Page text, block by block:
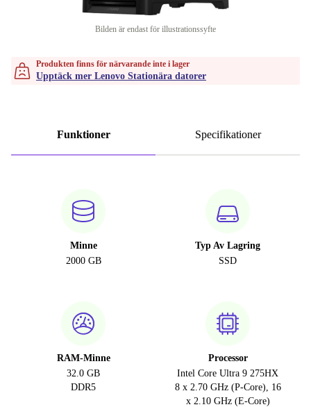
Bilden är endast för illustrationssyfte
Produkten finns för närvarande inte i lager
Upptäck mer Lenovo Stationära datorer
Funktioner Specifikationer
Minne
2000 GB
Typ Av Lagring
SSD
RAM-Minne
32.0 GB
DDR5
Processor
Intel Core Ultra 9 275HX
8 x 2.70 GHz (P-Core), 16
x 2.10 GHz (E-Core)